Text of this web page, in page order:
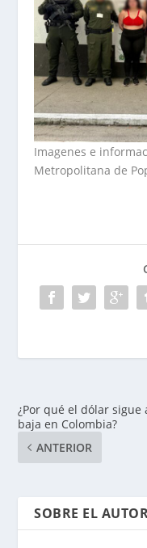
Imagenes e
Metropolitana de
¿Por qué el dólar sigue
baja en Colombia?
ANTERIOR
SOBRE EL